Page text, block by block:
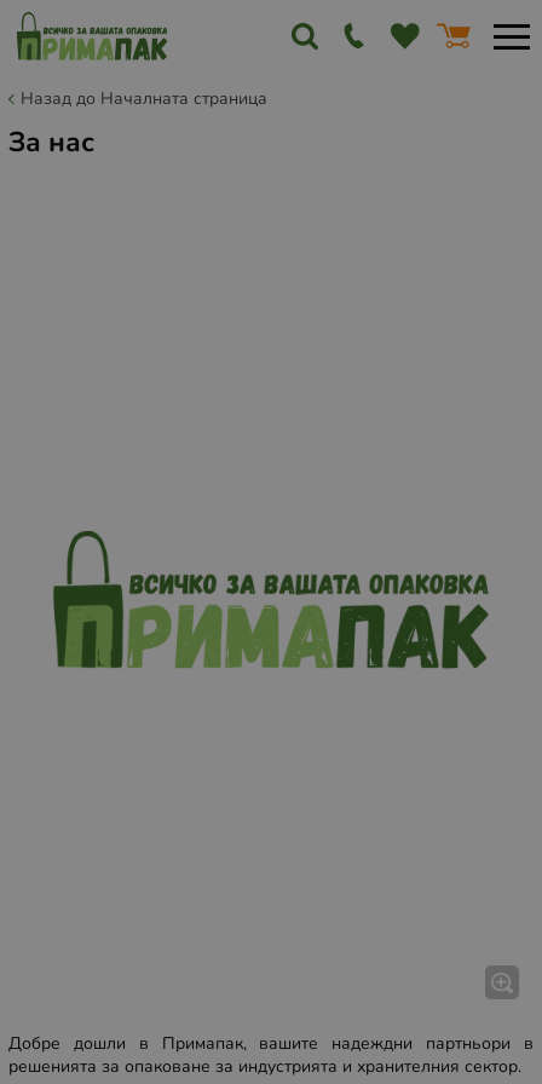
Назад до Началната страница
За нас
Добре дошли в Примапак, вашите надеждни партньори в
решенията за опаковане за индустрията и хранителния сектор.